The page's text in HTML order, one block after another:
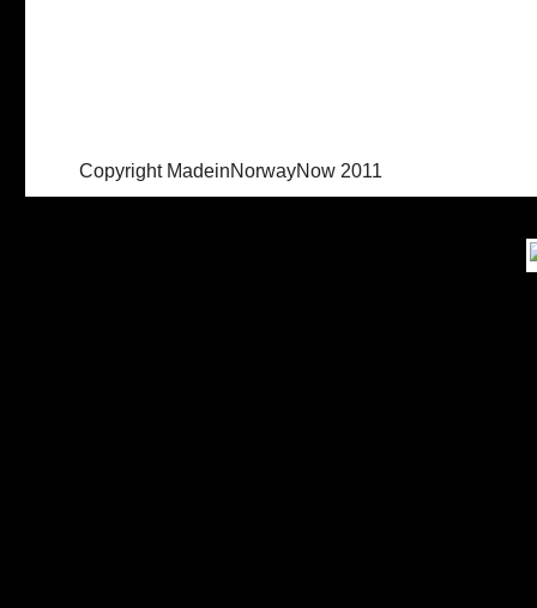
Copyright MadeinNorwayNow 2011